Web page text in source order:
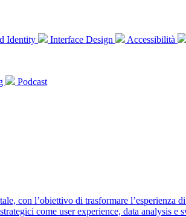
Identity Interface Design Accessibilità
Podcast
con l’obiettivo di trasformare l’esperienza
come user experience, data